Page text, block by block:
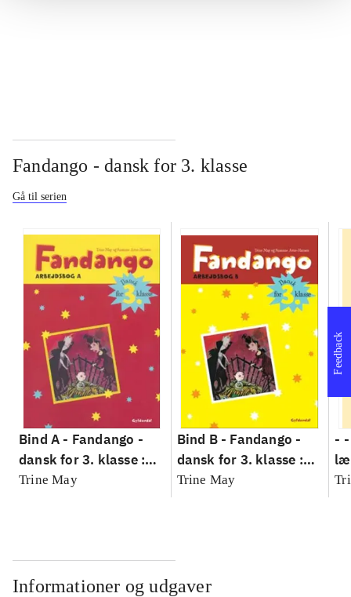
Fandango - dansk for 3. klasse
Gå til serien
Bind A - Fandango -
dansk for 3. klasse :
grundbog --
Trine May
Bind B - Fandango -
dansk for 3. klasse :
grundbog --
Trine May
-
Informationer og udgaver
Feedback